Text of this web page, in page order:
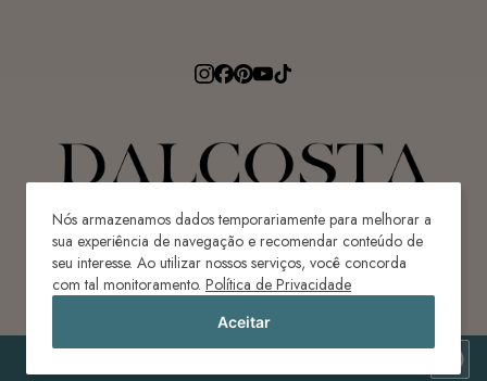
Nós armazenamos dados temporariamente para melhorar a
sua experiência de navegação e recomendar conteúdo de
seu interesse. Ao utilizar nossos serviços, você concorda
com tal monitoramento. Política de Privacidade
Aceitar
Avenida Ricardo Paulino Maes, 640 - Centro